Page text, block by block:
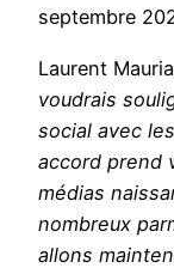
septembre
Laurent
voudrais
social avec
accord prend
médias
nombreux
allons